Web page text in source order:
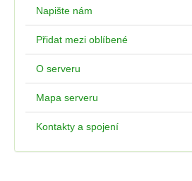
Napište nám
Přidat mezi oblíbené
O serveru
Mapa serveru
Kontakty a spojení